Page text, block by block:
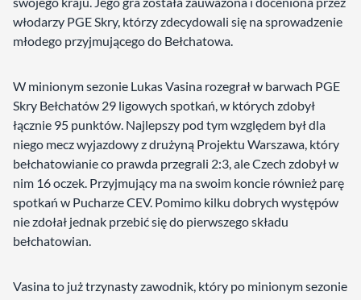
włodarzy PGE Skry, którzy zdecydowali się na sprowadzenie
młodego przyjmującego do Bełchatowa.
W minionym sezonie Lukas Vasina rozegrał w barwach PGE
Skry Bełchatów 29 ligowych spotkań, w których zdobył
łącznie 95 punktów. Najlepszy pod tym względem był dla
niego mecz wyjazdowy z drużyną Projektu Warszawa, który
bełchatowianie co prawda przegrali 2:3, ale Czech zdobył w
nim 16 oczek. Przyjmujący ma na swoim koncie również parę
spotkań w Pucharze CEV. Pomimo kilku dobrych występów
nie zdołał jednak przebić się do pierwszego składu
bełchatowian.
Vasina to już trzynasty zawodnik, który po minionym sezonie